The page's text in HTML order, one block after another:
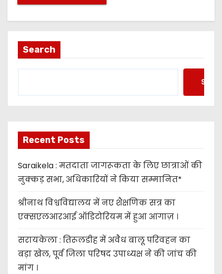
Search
Recent Posts
Saraikela : मतदाता जागरूकता के लिए छात्राओं की
नुक्कड़ सभा, अधिकारियों ने किया सम्मानित*
श्रीनाथ विश्वविद्यालय में नए शैक्षणिक सत्र का
एक्सएलआरआई ऑडिटोरियम में हुआ आगाज़ ।
सरायकेला : तिरूलडीह में अवैध बालू परिवहन का
बड़ा खेल, पूर्व जिला परिषद उपाध्यक्ष ने की जांच की
मांग ।